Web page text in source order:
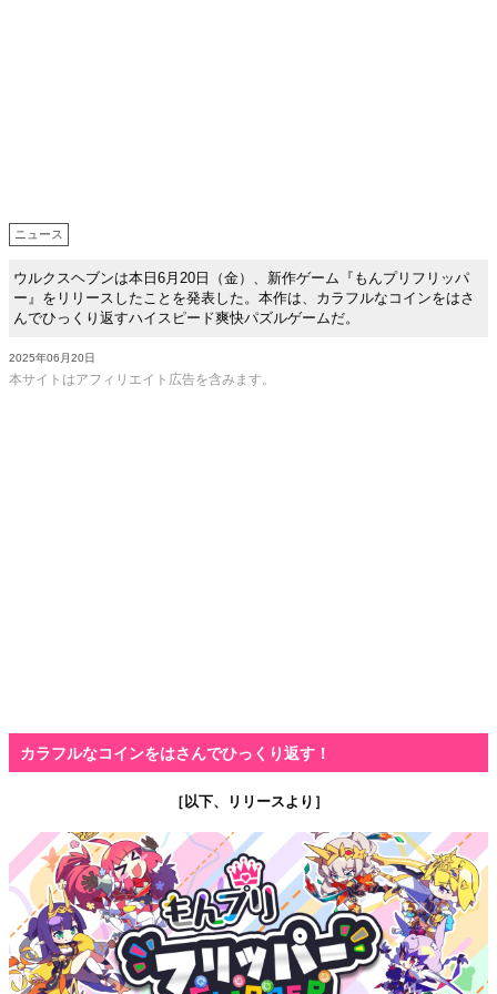
ニュース
ウルクスヘブンは本日6月20日（金）、新作ゲーム『もんプリフリッパ
ー』をリリースしたことを発表した。本作は、カラフルなコインをはさ
んでひっくり返すハイスピード爽快パズルゲームだ。
2025年06月20日
本サイトはアフィリエイト広告を含みます。
カラフルなコインをはさんでひっくり返す！
［以下、リリースより］